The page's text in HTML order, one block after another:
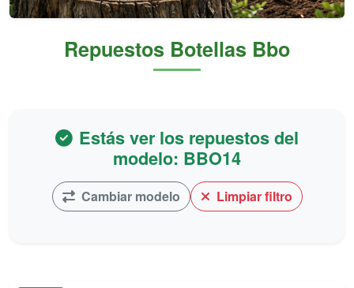
Repuestos Botellas Bbo
Estás ver los repuestos del
modelo: BBO14
Cambiar modelo Limpiar filtro